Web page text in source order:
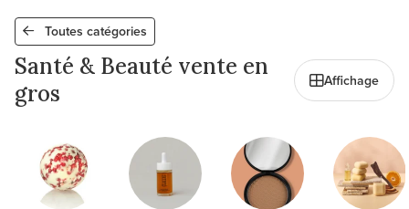
Toutes catégories
Santé & Beauté vente en
gros
Affichage